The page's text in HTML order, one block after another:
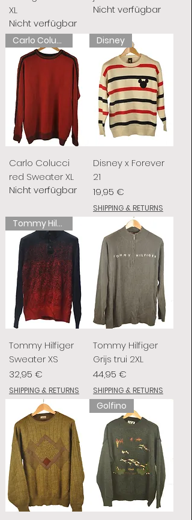
XL
Nicht verfügbar
Nicht verfügbar
Carlo Colucci
Carlo Colucci
red Sweater XL
Nicht verfügbar
Disney
Disney x Forever
21
Preis
19,95 €
SHIPPING & RETURNS
Tommy Hilfiger
Tommy Hilfiger
Sweater XS
Preis
32,95 €
SHIPPING & RETURNS
Tommy Hilfiger
Grijs trui 2XL
Preis
44,95 €
SHIPPING & RETURNS
Golfino